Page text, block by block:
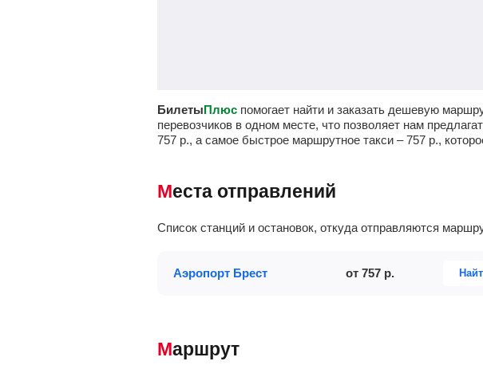
БилетыПлюс помогает найти и заказать дешевую
перевозчиков в одном месте, что позволяет нам
757 р., а самое быстрое маршрутное такси –757 р.,
Места отправлений
Список станций и остановок, откуда отправляются
Аэропорт Брест от 757 р.
Маршрут